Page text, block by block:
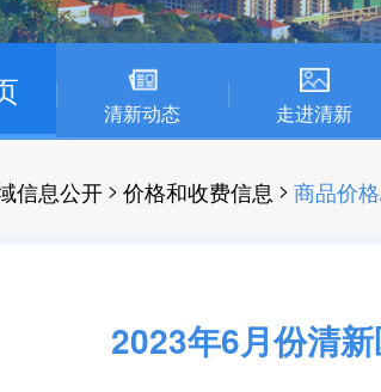
清新动态 走进清新
信息公开 > 价格和收费信息 > 商品价
2023年6月份清